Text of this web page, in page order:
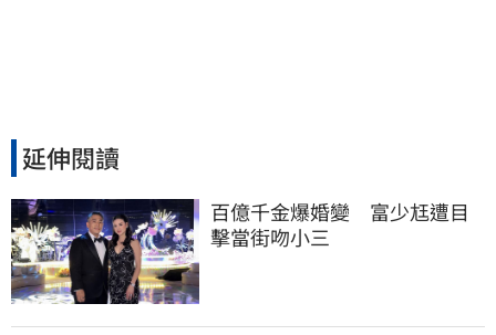
延伸閱讀
百億千金爆婚變　富少尪遭目
擊當街吻小三